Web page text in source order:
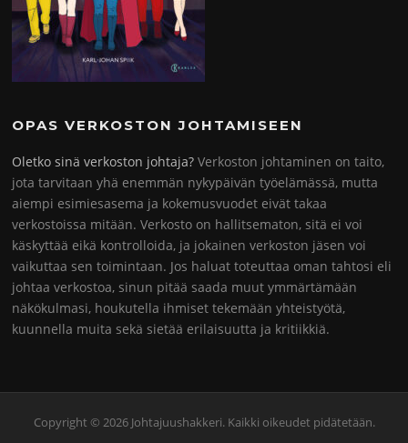
OPAS VERKOSTON JOHTAMISEEN
Oletko sinä verkoston johtaja? Verkoston johtaminen on taito,
jota tarvitaan yhä enemmän nykypäivän työelämässä, mutta
aiempi esimiesasema ja kokemusvuodet eivät takaa
verkostoissa mitään. Verkosto on hallitsematon, sitä ei voi
käskyttää eikä kontrolloida, ja jokainen verkoston jäsen voi
vaikuttaa sen toimintaan. Jos haluat toteuttaa oman tahtosi eli
johtaa verkostoa, sinun pitää saada muut ymmärtämään
näkökulmasi, houkutella ihmiset tekemään yhteistyötä,
kuunnella muita sekä sietää erilaisuutta ja kritiikkiä.
Copyright © 2026 Johtajuushakkeri. Kaikki oikeudet pidätetään.